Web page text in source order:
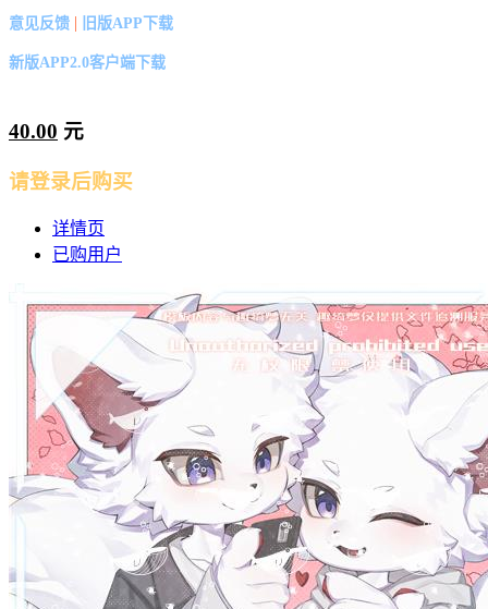
意见反馈 | 旧版APP下载
新版APP2.0客户端下载
40.00 元
请登录后购买
详情页
已购用户